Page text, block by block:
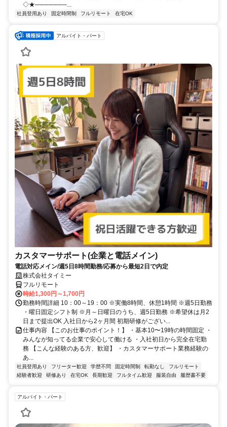
◇★───────...
社員登用あり 固定時間制 フルリモート 在宅OK
アルバイト・パート
カスタマーサポート(企業と電話メイン)
電話対応メイン/週5日8時間勤務/応募から最短2日で内定
株式会社タイミー
フルリモート
時給1,300円～1,700円
勤務時間詳細 10：00～19：00 ※実働8時間、休憩1時間 ※週5日勤務
・曜日固定シフト制 ※月～日曜日のうち、週5日勤務 ※希望休は月2
日まで提出OK 入社日から2ヶ月間 初期研修がござい...
仕事内容 【このお仕事のポイント！】 ・基本10〜19時の時間固定 ・
みんなが知ってる企業で安心して働ける ・入社初日から完全在宅勤
務 【こんな経験のある方、歓迎】 ・カスタマーサポート業務経験の
あ...
社員登用あり フリーター歓迎 学歴不問 固定時間制 転勤なし
フルリモート
経験者歓迎
研修あり 在宅OK 長期歓迎 フルタイム歓迎 服装自由 履歴書不要
アルバイト・パート